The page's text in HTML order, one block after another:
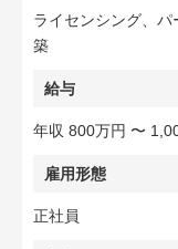
ライセンシング、
築
給与
年収 800万円 〜
雇用形態
正社員